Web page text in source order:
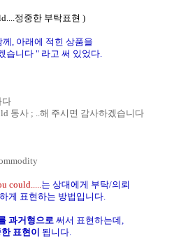
정중한 부탁표현 )
, 아래에 적힌 상품을
습니다 " 라고 써 있었다.
다
동사 ; ..해 주시면 감사하겠습니다
could..... 는 상대에게 부탁/의뢰
게 표현하는 방법입니다.
과거형으로 써서 표현하는데,
표현이 됩니다.